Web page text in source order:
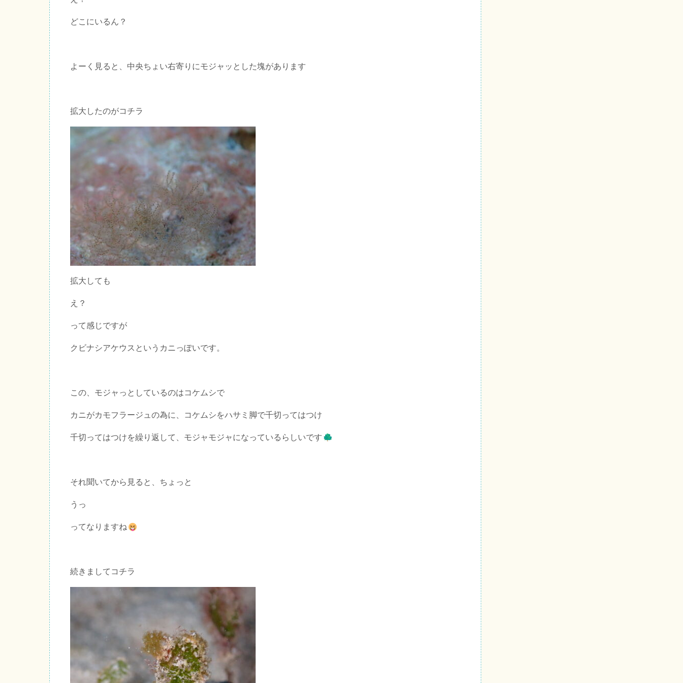
どこにいるん？
よーく見ると、中央ちょい右寄りにモジャッとした塊があります
拡大したのがコチラ
拡大しても
え？
って感じですが
クビナシアケウスというカニっぽいです。
この、モジャっとしているのはコケムシで
カニがカモフラージュの為に、コケムシをハサミ脚で千切ってはつけ
千切ってはつけを繰り返して、モジャモジャになっているらしいです
それ聞いてから見ると、ちょっと
うっ
ってなりますね
続きましてコチラ